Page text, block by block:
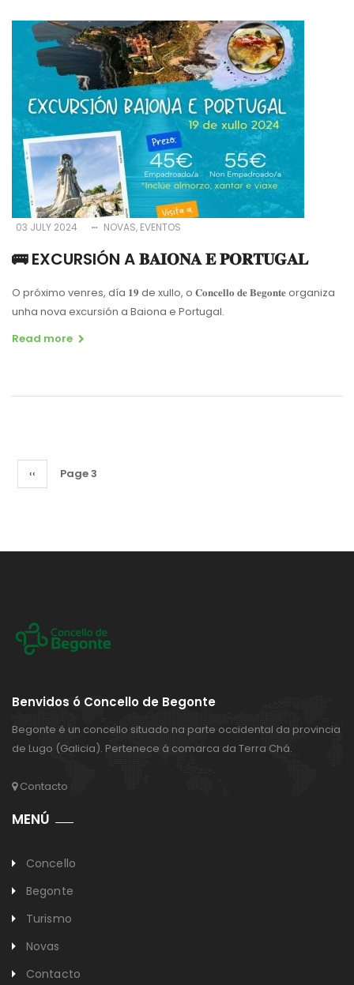
03 JULY 2024 NOVAS EVENTOS
🚌 EXCURSIÓN A 𝐁𝐀𝐈𝐎𝐍𝐀 𝐄 𝐏𝐎𝐑𝐓𝐔𝐆𝐀𝐋
O próximo venres, día 𝟏𝟗 de xullo, o 𝐂𝐨𝐧𝐜𝐞𝐥𝐥𝐨 𝐝𝐞 𝐁𝐞𝐠𝐨𝐧𝐭𝐞 organiza
unha nova excursión a Baiona e Portugal.
Read more
Pagination
Previous
page
‹‹ Page 3
Benvidos ó Concello de Begonte
Begonte é un concello situado na parte occidental da provincia
de Lugo (Galicia). Pertenece á comarca da Terra Chá.
Contacto
MENÚ
Concello
Begonte
Turismo
Novas
Contacto